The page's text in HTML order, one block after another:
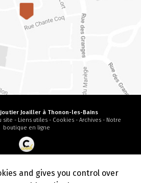
Joailler à Thonon-les-Bains
site - Liens utiles - Cookies - Archives - Notre
boutique en ligne
Demande de Devis
and gives you control over